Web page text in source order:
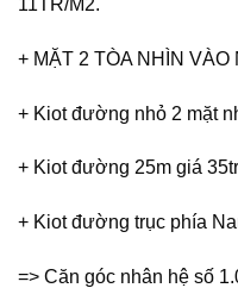
11TR/M2.
+ MẶT 2 TÒA NHÌN VÀO
+ Kiot đường nhỏ 2 mặt
+ Kiot đường 25m giá
+ Kiot đường trục phía
=> Căn góc nhân hệ số